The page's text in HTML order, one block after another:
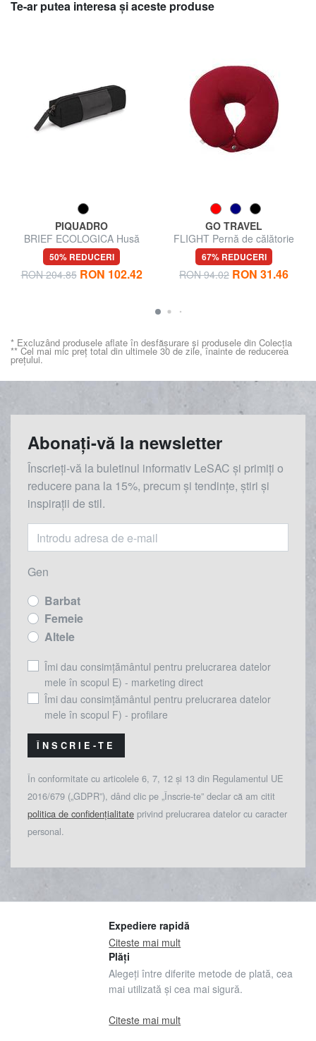
Te-ar putea interesa şi aceste produse
PIQUADRO
BRIEF ECOLOGICA Husă
pentru stilou
50% REDUCERI
RON 204.85 RON 102.42
GO TRAVEL
FLIGHT Pernă de călătorie
67% REDUCERI
RON 94.02 RON 31.46
* Excluzând produsele aflate în desfășurare și produsele din Colecția
** Cel mai mic preț total din ultimele 30 de zile, înainte de reducerea
prețului.
Abonați-vă la newsletter
Înscrieți-vă la buletinul informativ LeSAC și primiți o
reducere pana la 15%, precum și tendințe, știri și
inspirații de stil.
Gen
Barbat
Femeie
Altele
Îmi dau consimțământul pentru prelucrarea datelor
mele în scopul E) - marketing direct
Îmi dau consimțământul pentru prelucrarea datelor
mele în scopul F) - profilare
ÎNSCRIE-TE
În conformitate cu articolele 6, 7, 12 și 13 din Regulamentul UE
2016/679 („GDPR”), dând clic pe „Înscrie-te” declar că am citit
politica de confidențialitate privind prelucrarea datelor cu caracter
personal.
Expediere rapidă
Citeste mai mult
Plăți
Alegeți între diferite metode de plată, cea
mai utilizată și cea mai sigură.
Citeste mai mult